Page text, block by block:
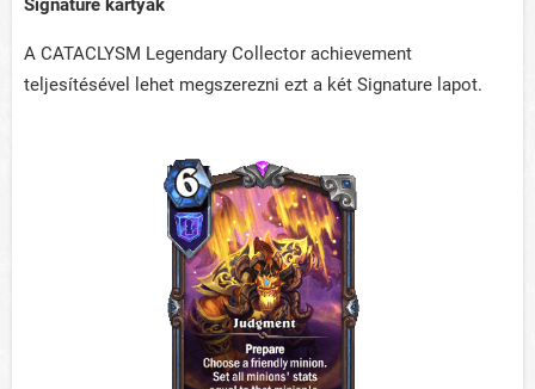
Signature kártyák
A CATACLYSM Legendary Collector achievement
teljesítésével lehet megszerezni ezt a két Signature lapot.